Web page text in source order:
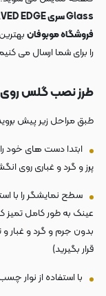
Glass سری BIG CURVED EDGE اورجینال
فروشگاه موبوفان
را برای شما ارسال می
طرز نصب گلس
طبق مراحل زیر پیش
ابتدا دست های خود
پرز و گرد و غباری روی
سطح نمایشگر را با
عینک به طور کامل تمیز
بدون جرم و گرد و غبار و
قرار بگیرید)
با استفاده از نوار